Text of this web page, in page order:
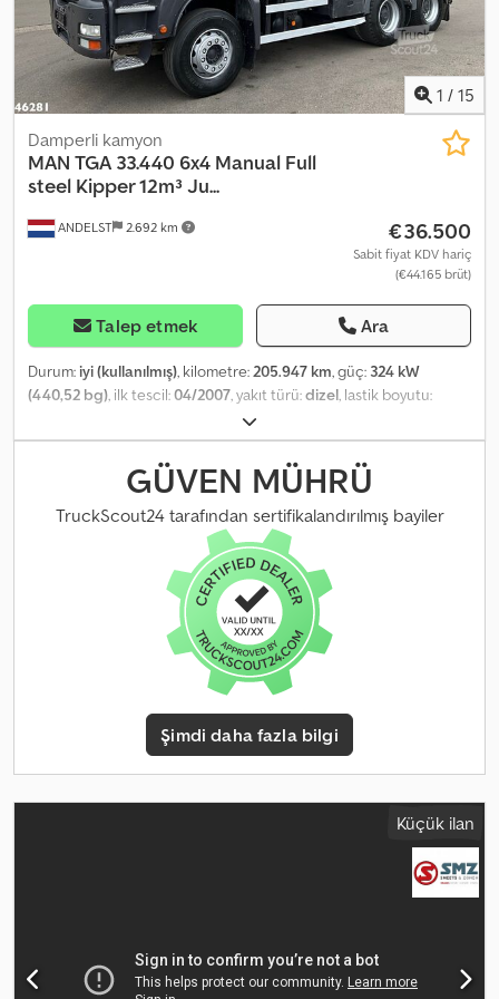
1 / 15
ANDELST 2.692 km
Damperli kamyon
MAN TGA 33.440 6x4 Manual Full
steel Kipper 12m³ Ju...
€36.500
Sabit fiyat KDV hariç
(€44.165 brüt)
Talep etmek Ara
Durum: iyi (kullanılmış), kilometre:205.947 km, güç: 324 kW
(440,52 bg), ilk tescil:04/2007, yakıt türü:dizel, lastik boyutu:
, dingil konfigürasyonu:
yakıt:dizel, şoför kabini:yataklı kabin, vites türü:mekanik, emisyon
, süspansiyon:çelik , koltuk sayısı: 2, toplam uzunluk:
, toplam genişlik:2.550 mm, toplam yükseklik:
izin verilen dingil yükü (dingil 1):9.000 kg, izin verilen dingil yükü
, izin verilen aks yükü (aks 3):
5.000 mm , yükleme alanı genişliği:
, yükleme alanı yüksekliği:1.000 mm, Üretim yılı:
ABS, EBS (Elektronik Fren Sistemi), diferansiyel kilidi, elektrikli
cam sistemi, hız sabitleyici, klima, = Additional Options and
Accessories = - 40 mm towing hitch - AP axles - Armrest - Leaf
springs front and rear - Flashing lights - Roof hatch - Air horn -
Radio/CD player - Sun visor - PTO (power take-off) Crjdpfxoy N
Apaj Acmjf = Notes = - Braem removable 12 m³ tipper body -
Internal dimensions: Length 500 cm × Width 230 cm × Height 100
cm - Loading height: 142 cm - Double-acting rear doors - 2
coupling height: 138 cm - Diesel engine D2066LF31 - Manual
transmission! - Full leaf spring suspension! - 9 tonne front axle! - 13
tonne rear axles (technical capacity) - 1 bed - Only 205,947 km! *
size: 315/80 22.5 Suspension: Leaf springs Front axle: Max. axle load:
9,000 kg; Steering; Tyre tread left: 60%; Tyre tread right: 60% Rear
GÜVEN MÜHRÜ
TruckScout24 tarafından sertifikalandırılmış bayiler
Şimdi daha fazla bilgi
Küçük ilan